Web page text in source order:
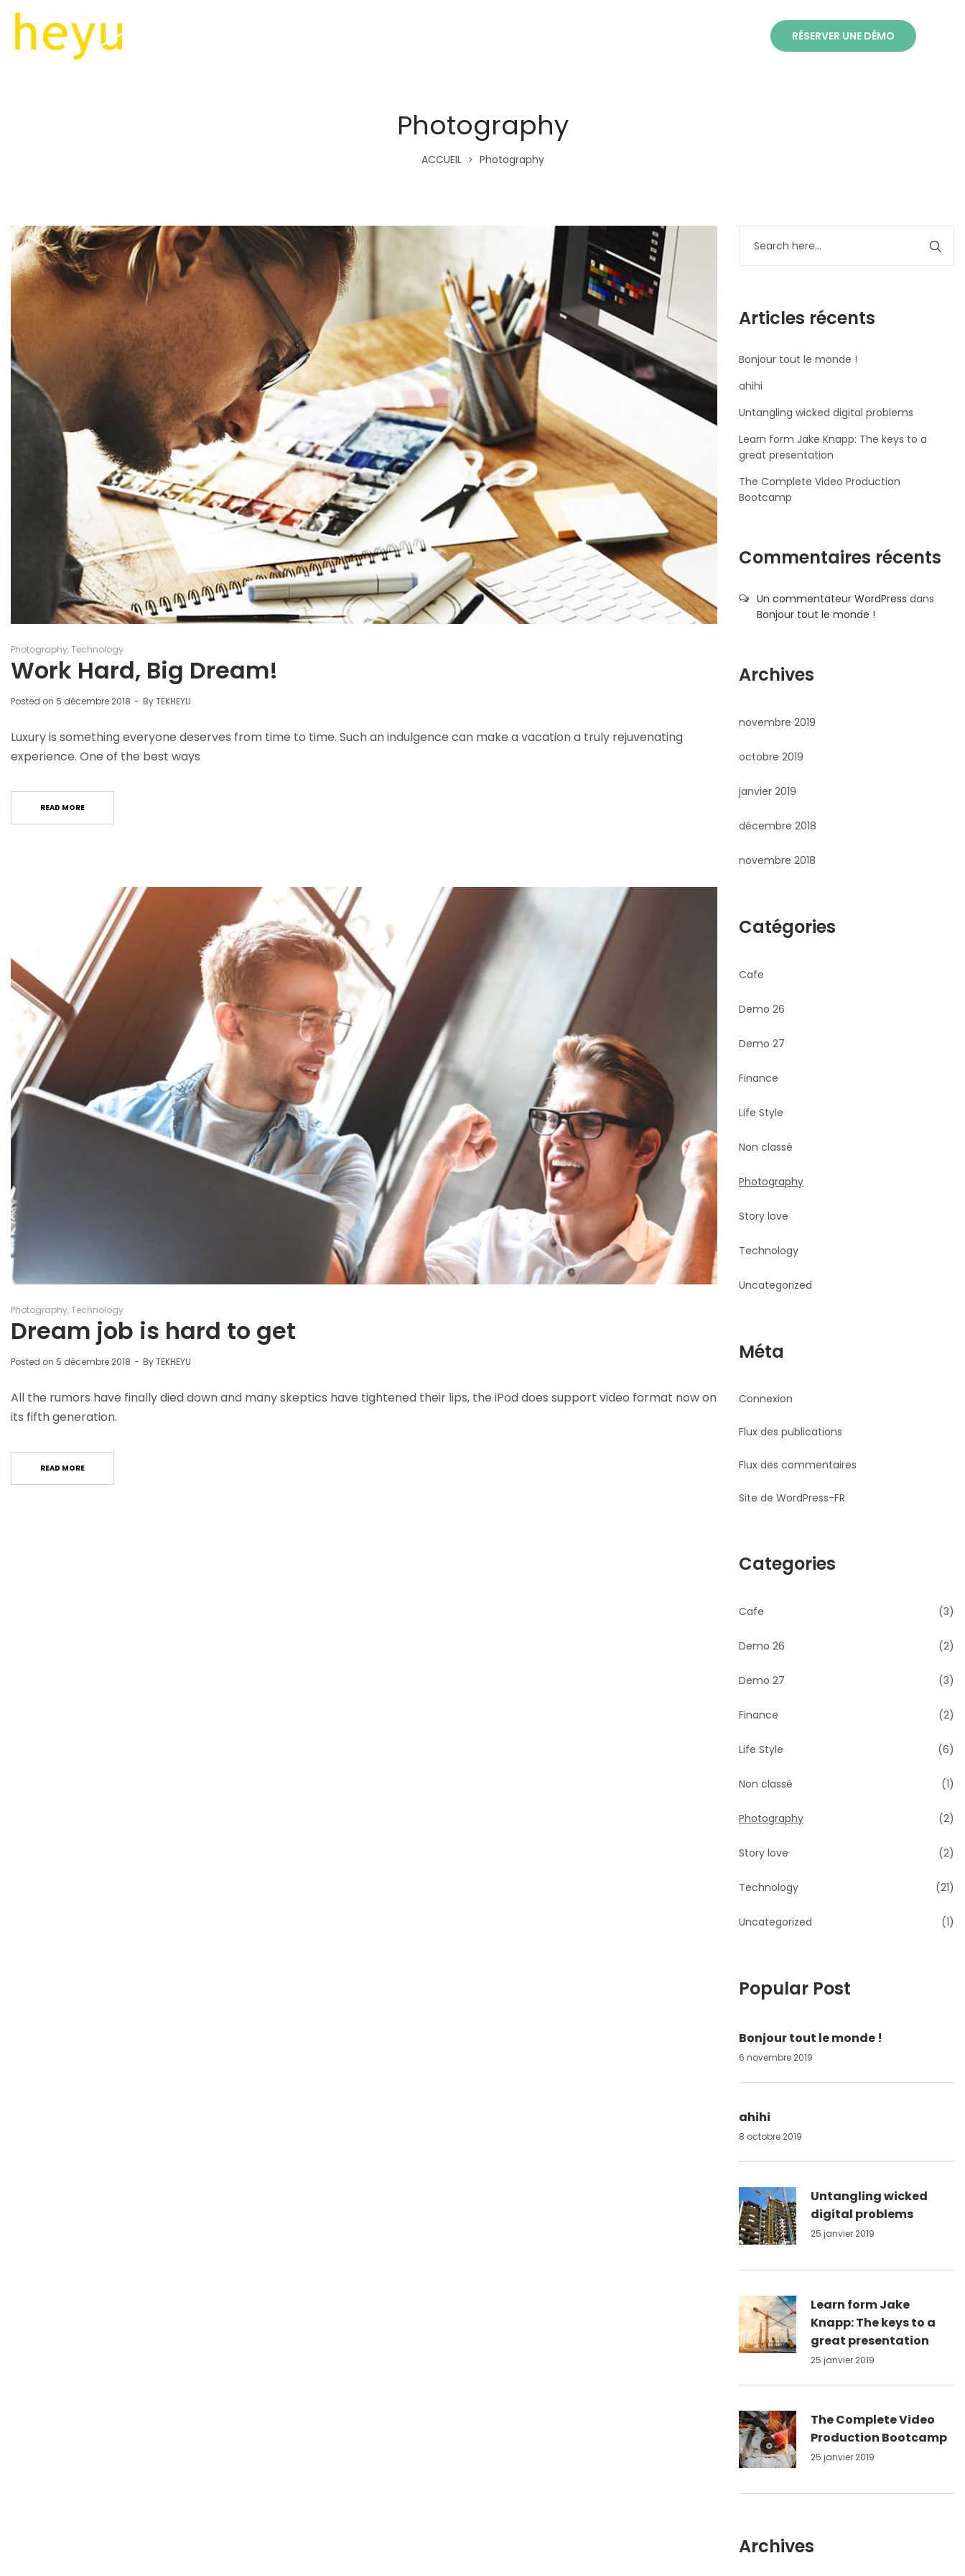
RÉSERVER UNE DÉMO
Photography
ACCUEIL > Photography
Photography Technology
Work Hard, Big Dream!
Posted on 5 décembre 2018 ByTEKHEYU
Luxury is something everyone deserves from time to time. Such an indulgence can make a vacation a truly rejuvenating
experience. One of the best ways
READ MORE
Photography Technology
Dream job is hard to get
Posted on 5 décembre 2018 ByTEKHEYU
All the rumors have finally died down and many skeptics have tightened their lips, the iPod does support video format now on
its fifth generation.
READ MORE
Articles récents
Bonjour tout le monde !
ahihi
Untangling wicked digital problems
Learn form Jake Knapp: The keys to a
great presentation
The Complete Video Production
Bootcamp
Commentaires récents
Un commentateur WordPress dans
Bonjour tout le monde !
Archives
novembre 2019
octobre 2019
janvier 2019
décembre 2018
novembre 2018
Catégories
Cafe
Demo 26
Demo 27
Finance
Life Style
Non classé
Photography
Story love
Technology
Uncategorized
Méta
Connexion
Flux des publications
Flux des commentaires
Site de WordPress-FR
Categories
Cafe (3)
Demo 26 (2)
Demo 27 (3)
Finance (2)
Life Style (6)
Non classé (1)
Photography (2)
Story love (2)
Technology (21)
Uncategorized (1)
Popular Post
Bonjour tout le monde !
6 novembre 2019
ahihi
8 octobre 2019
Untangling wicked
digital problems
25 janvier 2019
Learn form Jake
Knapp: The keys to a
great presentation
25 janvier 2019
The Complete Video
Production Bootcamp
25 janvier 2019
Archives